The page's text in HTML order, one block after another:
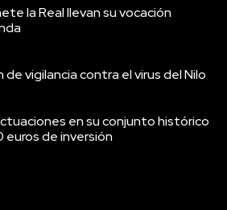
la Real llevan su vocación
de vigilancia contra el virus del Nilo
en su conjunto histórico
de inversión